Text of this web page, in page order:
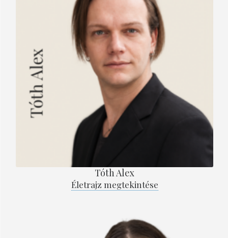
Tóth Alex
Életrajz megtekintése